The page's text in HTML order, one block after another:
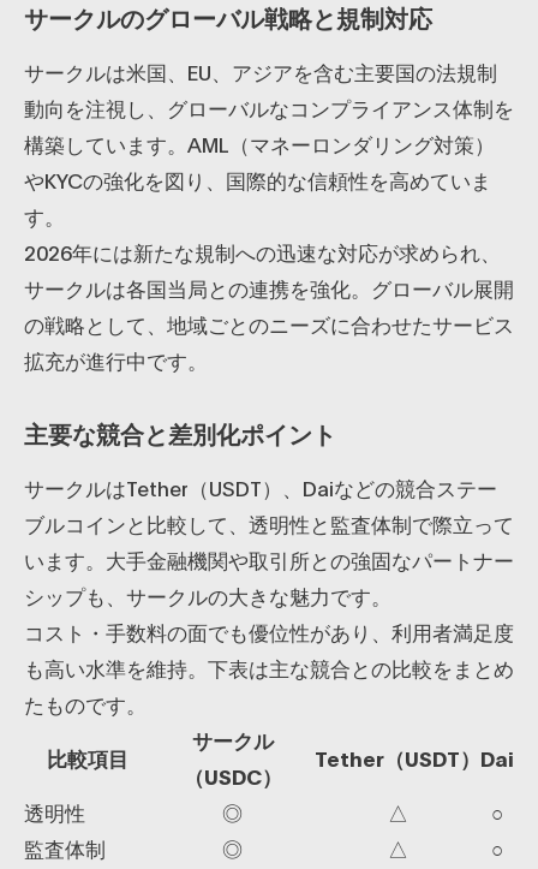
サークルのグローバル戦略と規制対応
サークルは米国、EU、アジアを含む主要国の法規制
動向を注視し、グローバルなコンプライアンス体制を
構築しています。AML（マネーロンダリング対策）
やKYCの強化を図り、国際的な信頼性を高めていま
す。
2026年には新たな規制への迅速な対応が求められ、
サークルは各国当局との連携を強化。グローバル展開
の戦略として、地域ごとのニーズに合わせたサービス
拡充が進行中です。
主要な競合と差別化ポイント
サークルはTether（USDT）、Daiなどの競合ステー
ブルコインと比較して、透明性と監査体制で際立って
います。大手金融機関や取引所との強固なパートナー
シップも、サークルの大きな魅力です。
コスト・手数料の面でも優位性があり、利用者満足度
も高い水準を維持。下表は主な競合との比較をまとめ
たものです。
比較項目
サークル
（USDC）
Tether（USDT） Dai
透明性
◎ △
○
監査体制
◎ △
○